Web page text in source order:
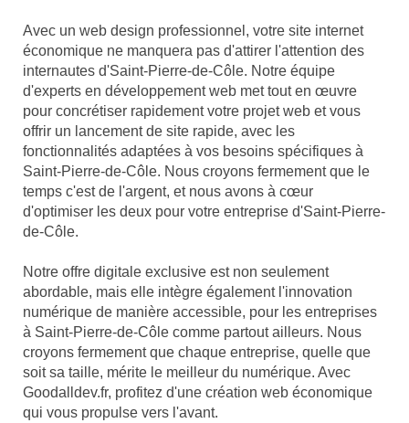
Avec un web design professionnel, votre site internet
économique ne manquera pas d'attirer l'attention des
internautes d'Saint-Pierre-de-Côle. Notre équipe
d'experts en développement web met tout en œuvre
pour concrétiser rapidement votre projet web et vous
offrir un lancement de site rapide, avec les
fonctionnalités adaptées à vos besoins spécifiques à
Saint-Pierre-de-Côle. Nous croyons fermement que le
temps c'est de l'argent, et nous avons à cœur
d'optimiser les deux pour votre entreprise d'Saint-Pierre-
de-Côle.
Notre offre digitale exclusive est non seulement
abordable, mais elle intègre également l'innovation
numérique de manière accessible, pour les entreprises
à Saint-Pierre-de-Côle comme partout ailleurs. Nous
croyons fermement que chaque entreprise, quelle que
soit sa taille, mérite le meilleur du numérique. Avec
Goodalldev.fr, profitez d'une création web économique
qui vous propulse vers l'avant.